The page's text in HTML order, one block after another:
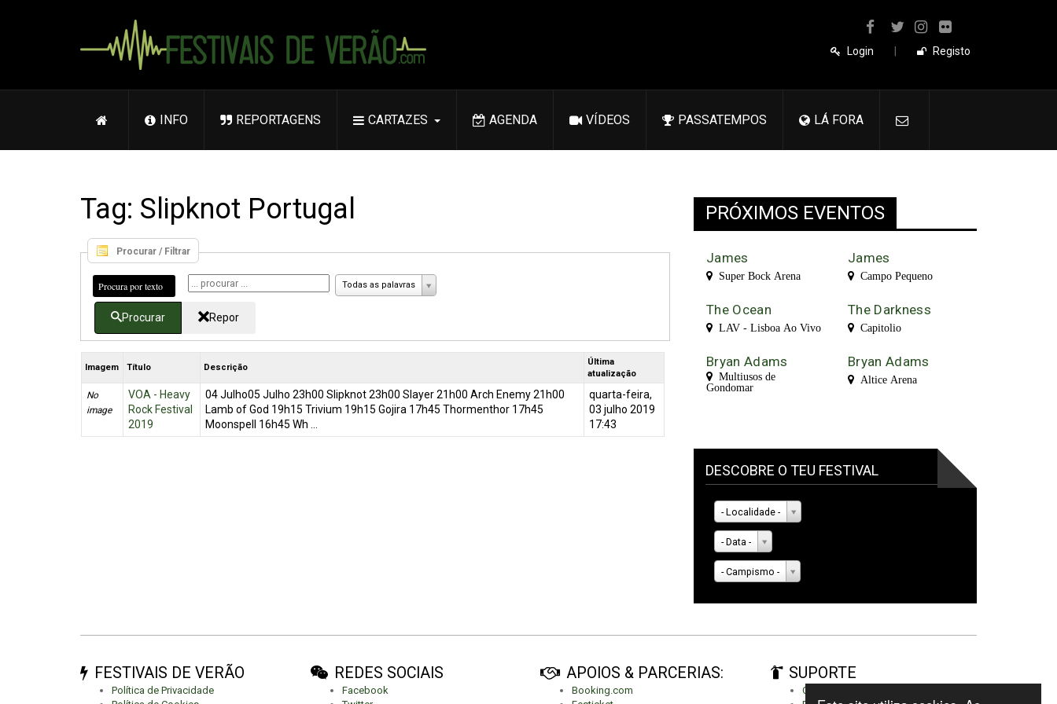
Login Registo
INFO REPORTAGENS CARTAZES AGENDA VÍDEOS PASSATEMPOS LÁ FORA
Tag: Slipknot Portugal
Procurar / Filtrar
Procura por texto Todas as palavras
Procurar Repor
Imagem Título Descrição
Última
atualização
No
image
VOA - Heavy
Rock Festival
2019
04 Julho05 Julho 23h00 Slipknot 23h00 Slayer 21h00 Arch Enemy 21h00
Lamb of God 19h15 Trivium 19h15 Gojira 17h45 Thormenthor 17h45
Moonspell 16h45 Wh ...
quarta-feira,
03 julho 2019
17:43
PRÓXIMOS EVENTOS
James
Super Bock Arena
James
Campo Pequeno
The Ocean
LAV - Lisboa Ao Vivo
The Darkness
Capitolio
Bryan Adams
Multiusos de
Gondomar
Bryan Adams
Altice Arena
DESCOBRE O TEU FESTIVAL
- Localidade -
- Data -
- Campismo -
FESTIVAIS DE VERÃO
Política de Privacidade
REDES SOCIAIS
Facebook
APOIOS & PARCERIAS:
Booking.com
SUPORTE
Criar conta